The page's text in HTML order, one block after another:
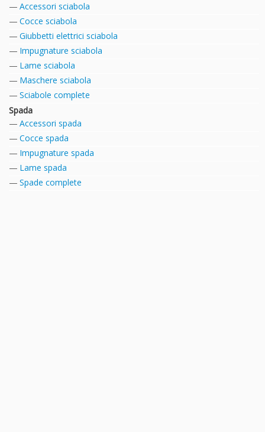
Accessori sciabola
Cocce sciabola
Giubbetti elettrici sciabola
Impugnature sciabola
Lame sciabola
Maschere sciabola
Sciabole complete
Spada
Accessori spada
Cocce spada
Impugnature spada
Lame spada
Spade complete